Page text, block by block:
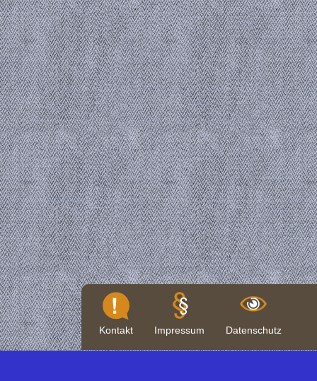
Kontakt Impressum Datenschutz